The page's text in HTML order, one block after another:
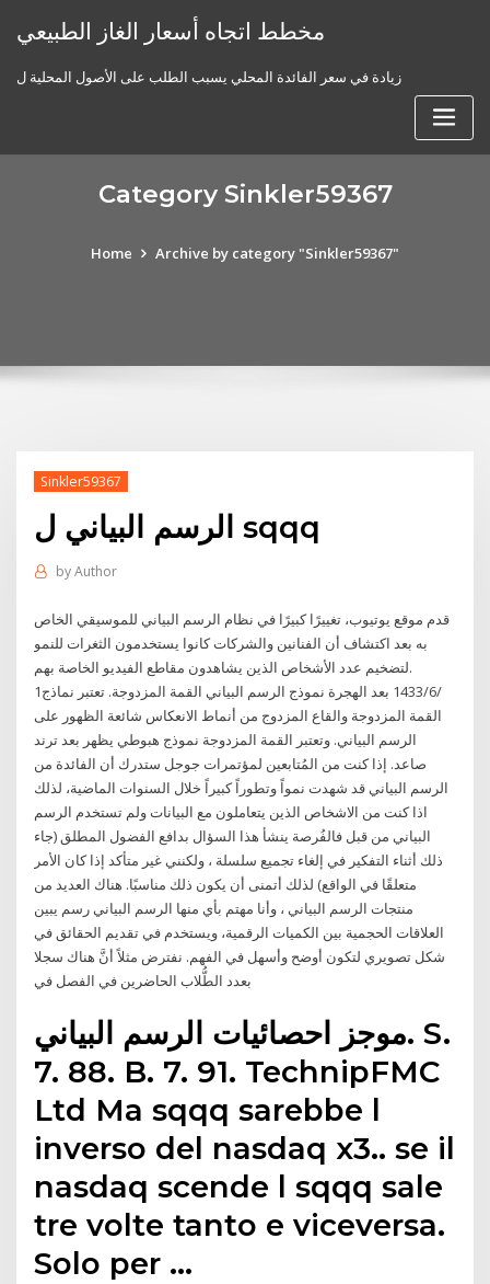
مخطط اتجاه أسعار الغاز الطبيعي
زيادة في سعر الفائدة المحلي يسبب الطلب على الأصول المحلية ل
Category Sinkler59367
Home Archive by category "Sinkler59367"
Sinkler59367
الرسم البياني ل sqqq
byAuthor
قدم موقع يوتيوب، تغييرًا كبيرًا في نظام الرسم البياني للموسيقي الخاص
به بعد اكتشاف أن الفنانين والشركات كانوا يستخدمون الثغرات للنمو
لتضخيم عدد الأشخاص الذين يشاهدون مقاطع الفيديو الخاصة بهم.
1‏‏/6‏‏/1433 بعد الهجرة نموذج الرسم البياني القمة المزدوجة. تعتبر نماذج
القمة المزدوجة والقاع المزدوج من أنماط الانعكاس شائعة الظهور على
الرسم البياني. وتعتبر القمة المزدوجة نموذج هبوطي يظهر بعد ترند
صاعد. إذا كنت من المُتابعين لمؤتمرات جوجل ستدرك أن الفائدة من
الرسم البياني قد شهدت نمواً وتطوراً كبيراً خلال السنوات الماضية، لذلك
اذا كنت من الاشخاص الذين يتعاملون مع البيانات ولم تستخدم الرسم
البياني من قبل فالفُرصة ينشأ هذا السؤال بدافع الفضول المطلق (جاء
ذلك أثناء التفكير في إلغاء تجميع سلسلة ، ولكنني غير متأكد إذا كان الأمر
متعلقًا في الواقع) لذلك أتمنى أن يكون ذلك مناسبًا. هناك العديد من
منتجات الرسم البياني ، وأنا مهتم بأي منها الرسم البياني رسم يبين
العلاقات الحجمية بين الكميات الرقمية، ويستخدم في تقديم الحقائق في
شكل تصويري لتكون أوضح وأسهل في الفهم. نفترض مثلاً أنَّ هناك سجلا
بعدد الطُّلاب الحاضرين في الفصل في
موجز احصائيات الرسم البياني. S.
7. 88. B. 7. 91. TechnipFMC
Ltd Ma sqqq sarebbe l
inverso del nasdaq x3.. se il
nasdaq scende l sqqq sale
tre volte tanto e viceversa.
Solo per …